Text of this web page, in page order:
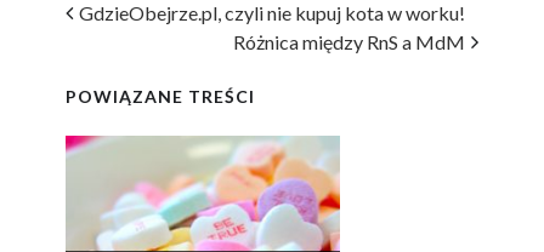
GdzieObejrze.pl, czyli nie kupuj kota w worku!
Różnica między RnS a MdM
POWIĄZANE TREŚCI